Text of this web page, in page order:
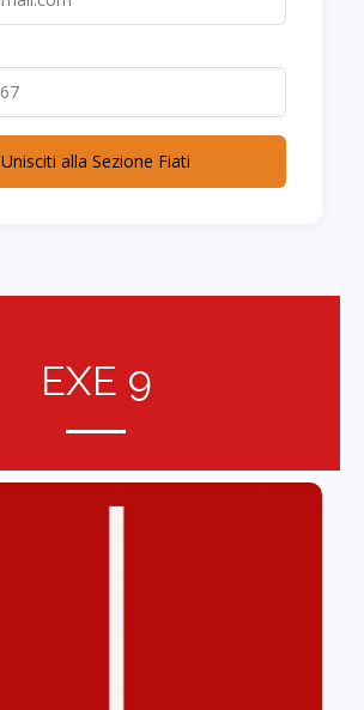
Unisciti alla Sezione Fiati
EXE 9